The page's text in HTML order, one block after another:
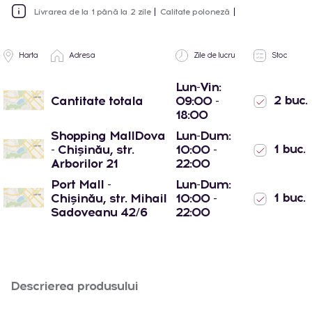
Livrarea de la 1 până la 2 zile Calitate poloneză
Harta Adresa Zile de lucru Stoc
Cantitate totala
Lun-Vin:
09:00 -
18:00
2 buc.
Shopping MallDova
- Chișinău, str.
Arborilor 21
Lun-Dum:
10:00 -
22:00
1 buc.
Port Mall -
Chișinău, str. Mihail
Sadoveanu 42/6
Lun-Dum:
10:00 -
22:00
1 buc.
Descrierea produsului